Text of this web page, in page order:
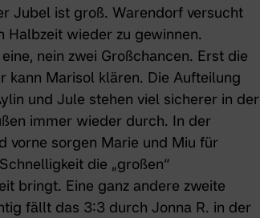
Jubel ist groß. Warendorf versucht
Halbzeit wieder zu gewinnen.
nein zwei Großchancen. Erst die
kann Marisol klären. Die Aufteilung
und Jule stehen viel sicherer in der
immer wieder durch. In der
vorne sorgen Marie und Miu für
die „großen“
bringt. Eine ganz andere zweite
fällt das 3:3 durch Jonna R. in der